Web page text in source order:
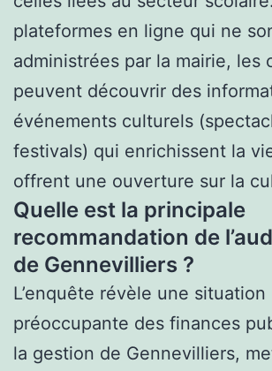
plateformes en ligne qui ne
administrées par la mairie, les
peuvent découvrir des
événements culturels
festivals) qui enrichissent la
offrent une ouverture sur la
Quelle est la principale
recommandation de
de Gennevilliers ?
L’enquête révèle une situation
préoccupante des finances
la gestion de Gennevilliers,